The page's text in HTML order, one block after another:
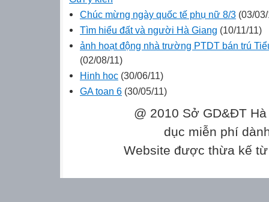
Chúc mừng ngày quốc tế phụ nữ 8/3 (03/
Tìm hiểu đất và người Hà Giang (10/11/11)
ảnh hoạt động nhà trường PTDT bán trú
(02/08/11)
Hinh hoc (30/06/11)
GA toan 6 (30/05/11)
@ 2010 Sở GD&ĐT
dục miễn phí
Website được thừa kế